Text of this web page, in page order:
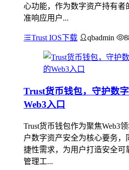
心功能，作为数字资产持有者
准响应用户...
Trust IOS下载 qbadmin
Trust货币钱包，守护数
Web3入口
Trust货币钱包作为聚焦Web3
户数字资产安全为核心要务
捷性需求，为用户打造安全可
管理工...